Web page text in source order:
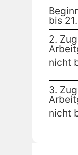
bis
2.
nicht
3.
nicht